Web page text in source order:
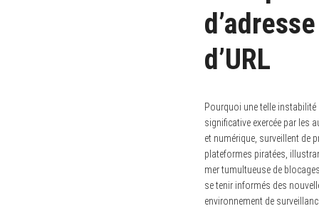
d’URL
Pourquoi une telle instabilité
significative exercée par les
et numérique, surveillent de
plateformes piratées,
mer tumultueuse de
se tenir informés des
environnement de